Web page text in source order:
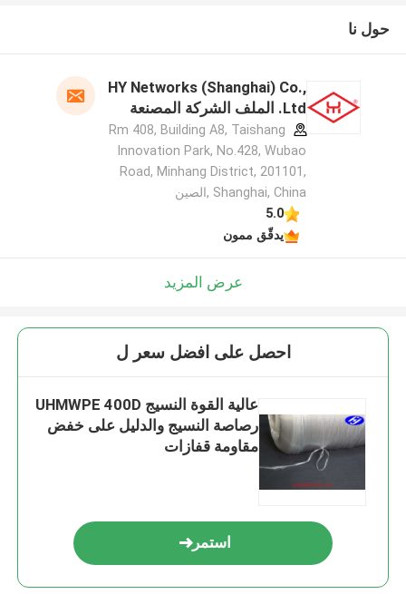
حول نا
HY Networks (Shanghai) Co.,
Ltd. الملف الشركة المصنعة
Rm 408, Building A8, Taishang
Innovation Park, No.428, Wubao
Road, Minhang District, 201101,
Shanghai, China ,الصين
5.0
يدقّق ممون
عرض المزيد
احصل على افضل سعر ل
عالية القوة النسيج UHMWPE 400D
رصاصة النسيج والدليل على خفض
مقاومة قفازات
استمر